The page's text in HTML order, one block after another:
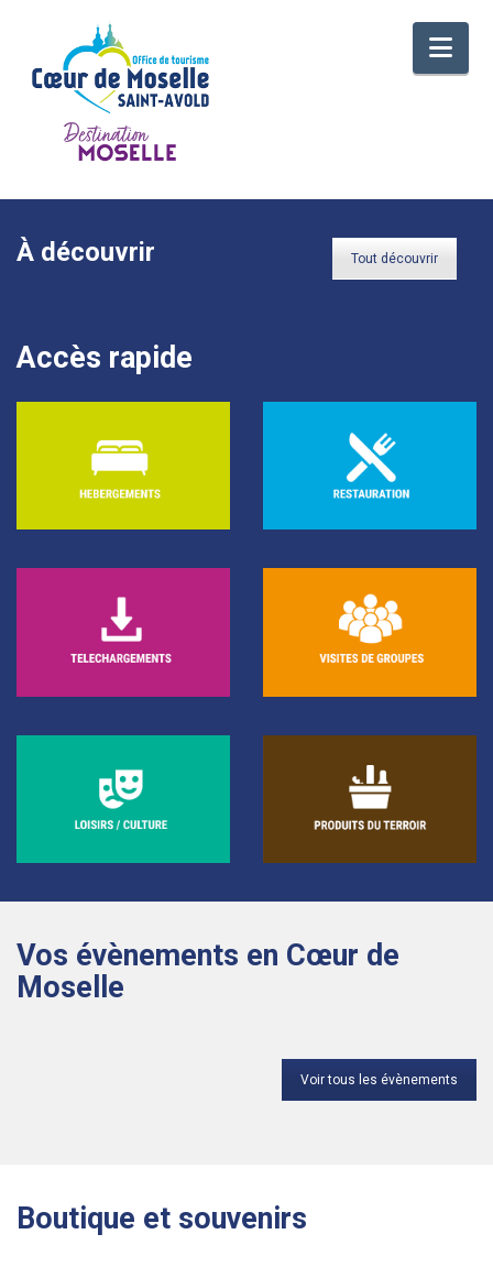
À découvrir Tout découvrir
Accès rapide
Vos évènements en Cœur de
Moselle
Voir tous les évènements
Boutique et souvenirs